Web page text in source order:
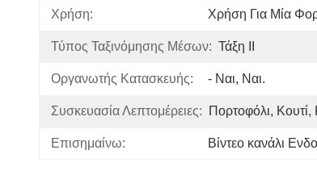
Χρήση: Χρήση Για Μία
Τύπος Ταξινόμησης Μέσων: Τάξη ΙΙ
Οργανωτής Κατασκευής: - Ναι, Ναι.
Συσκευασία Λεπτομέρειες: Πορτοφόλι, Κουτί,
Επισημαίνω: Βίντεο κανάλι